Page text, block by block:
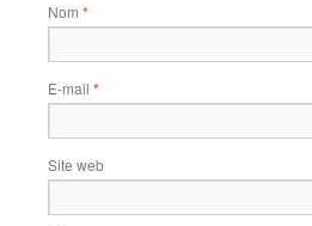
Nom *
E-mail *
Site web